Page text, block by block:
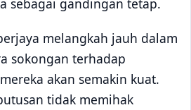
melangkah jauh dalam
sokongan terhadap
akan semakin kuat.
tidak memihak